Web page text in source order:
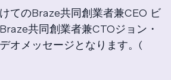
てのBraze共同創業者兼CEO ビ
共同創業者兼CTOジョン・
オメッセージとなります。(